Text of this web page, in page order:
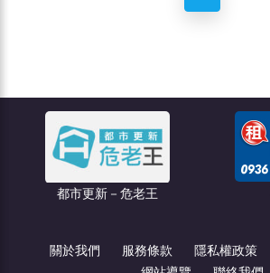
都市更新－危老王
關於我們 服務條款 隱私權政策